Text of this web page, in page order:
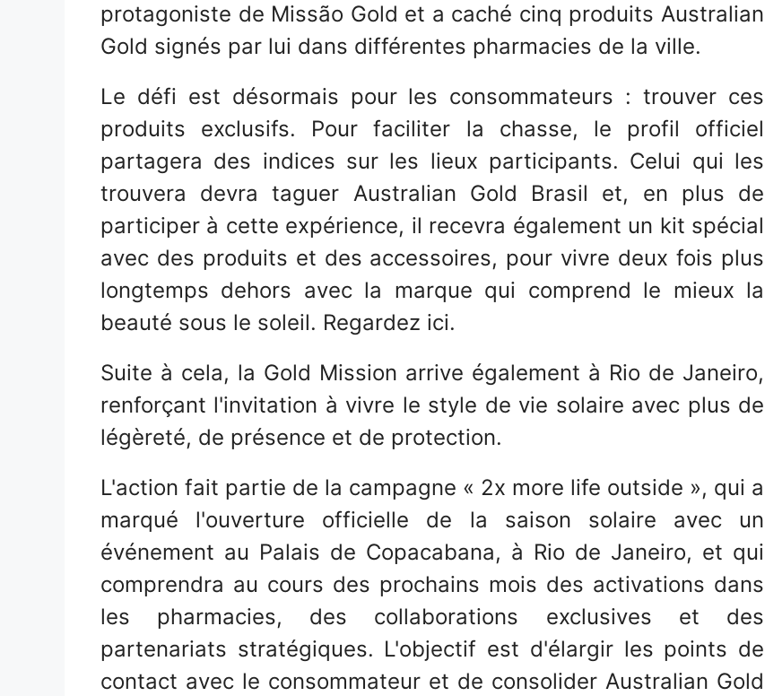
protagoniste de Missão Gold et a caché cinq produits Australian
Gold signés par lui dans différentes pharmacies de la ville.
Le défi est désormais pour les consommateurs : trouver ces
produits exclusifs. Pour faciliter la chasse, le profil officiel
partagera des indices sur les lieux participants. Celui qui les
trouvera devra taguer Australian Gold Brasil et, en plus de
participer à cette expérience, il recevra également un kit spécial
avec des produits et des accessoires, pour vivre deux fois plus
longtemps dehors avec la marque qui comprend le mieux la
beauté sous le soleil. Regardez ici.
Suite à cela, la Gold Mission arrive également à Rio de Janeiro,
renforçant l'invitation à vivre le style de vie solaire avec plus de
légèreté, de présence et de protection.
L'action fait partie de la campagne « 2x more life outside », qui a
marqué l'ouverture officielle de la saison solaire avec un
événement au Palais de Copacabana, à Rio de Janeiro, et qui
comprendra au cours des prochains mois des activations dans
les pharmacies, des collaborations exclusives et des
partenariats stratégiques. L'objectif est d'élargir les points de
contact avec le consommateur et de consolider Australian Gold